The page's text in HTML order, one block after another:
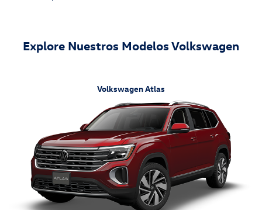
Explore Nuestros Modelos Volkswagen
Volkswagen Atlas